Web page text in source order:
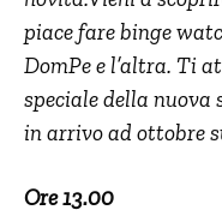
piace fare binge
DomPe e l’altra. Ti
speciale della nuova
in arrivo ad ottobre
Ore 13.00